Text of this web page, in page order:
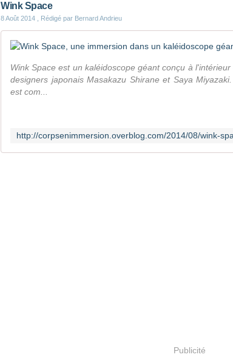
Wink Space
8 Août 2014 , Rédigé par Bernard Andrieu
Wink Space est un kaléidoscope géant conçu à
designers japonais Masakazu Shirane et Saya
est com...
Publicité